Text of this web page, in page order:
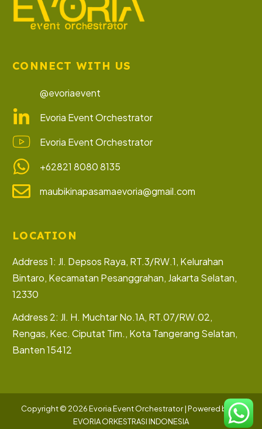
CONNECT WITH US
@evoriaevent
Evoria Event Orchestrator
Evoria Event Orchestrator
+62821 8080 8135
maubikinapasamaevoria@gmail.com
LOCATION
Address 1: Jl. Depsos Raya, RT.3/RW.1, Kelurahan
Bintaro, Kecamatan Pesanggrahan, Jakarta Selatan,
12330
Address 2: Jl. H. Muchtar No.1A, RT.07/RW.02,
Rengas, Kec. Ciputat Tim., Kota Tangerang Selatan,
Banten 15412
Copyright © 2026 Evoria Event Orchestrator | Powered by PT
EVORIA ORKESTRASI INDONESIA